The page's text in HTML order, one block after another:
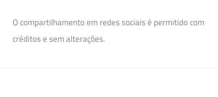
O compartilhamento em redes sociais é permitido com
créditos e sem alterações.